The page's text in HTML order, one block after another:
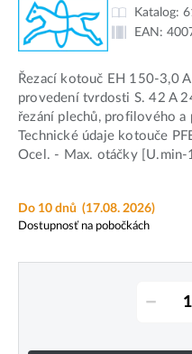
Katalog:
EAN:
Řezací kotouč EH 150-3,0
provedení tvrdosti S. 42 A
řezání plechů, profilového
Technické údaje kotouče
Ocel. - Max. otáčky [U.min-
Do 10 dnů (17.08. 2026)
Dostupnosť na pobočkách
–